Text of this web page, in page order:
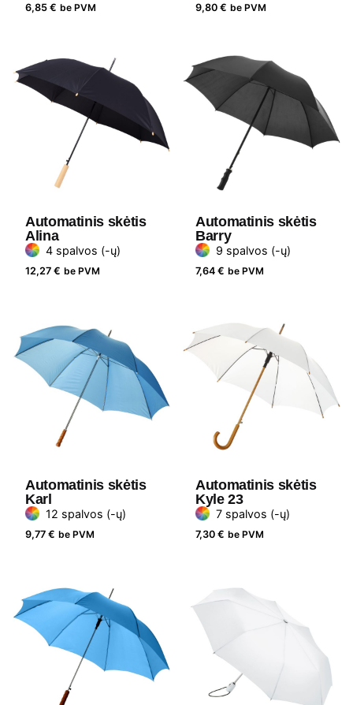
6,85 € be PVM 9,80 € be PVM
Automatinis skėtis
Alina
4 spalvos (-ų)
12,27 € be PVM
Automatinis skėtis
Barry
9 spalvos (-ų)
7,64 € be PVM
Automatinis skėtis
Karl
12 spalvos (-ų)
9,77 € be PVM
Automatinis skėtis
Kyle 23
7 spalvos (-ų)
7,30 € be PVM